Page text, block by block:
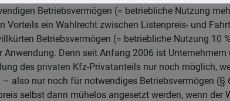
Betriebsvermögen (= betriebliche Nutzung
Vorteils ein Wahlrecht zwischen Listenpreis- und
Betriebsvermögen (= betriebliche Nutzung 10
Denn seit Anfang 2006 ist Unternehmern
des privaten Kfz-Privatanteils nur noch möglich,
also nur noch für notwendiges Betriebsvermögen (§
selbst dann mühelos angesetzt werden, wenn der